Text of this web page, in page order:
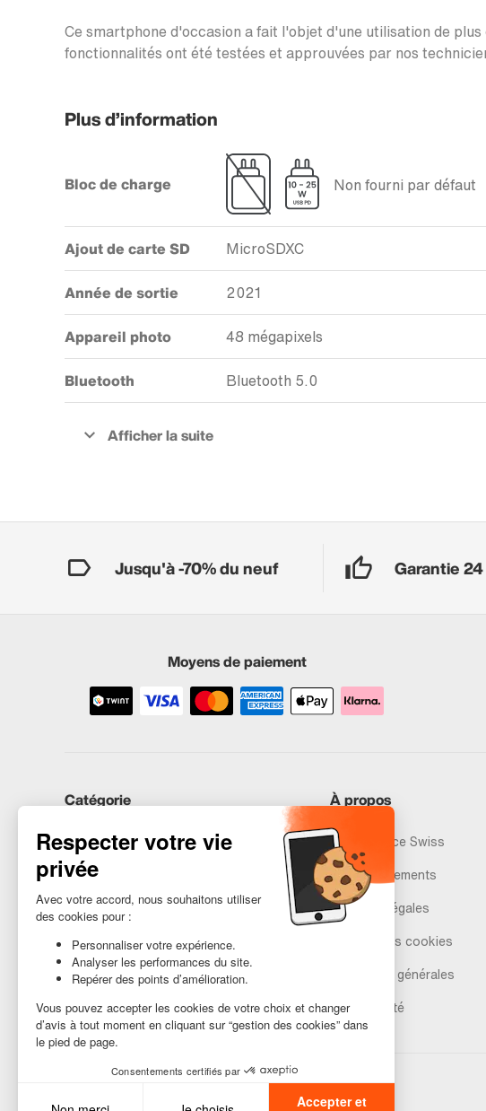
Ce smartphone d'occasion a fait l'objet d'une utilisation de
fonctionnalités ont été testées et approuvées par nos
Plus d’information
Bloc de charge Non fourni par défaut
Ajout de carte SD MicroSDXC
Année de sortie 2021
Appareil photo 48 mégapixels
Bluetooth Bluetooth 5.0
Jusqu'à -70% du neuf Garantie
Moyens de paiement
Catégorie
iPhones
Samsung
Huawei
Besoin d’aide ?
À propos
Recommerce Swiss
Nos engagements
Mentions légales
Gestion des cookies
Conditions générales
Accessibilité